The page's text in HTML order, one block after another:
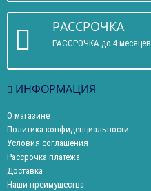
РАССРОЧКА
РАССРОЧКА до 4 месяцев
ИНФОРМАЦИЯ
О магазине
Политика конфиденциальности
Условия соглашения
Рассрочка платежа
Доставка
Наши преимущества